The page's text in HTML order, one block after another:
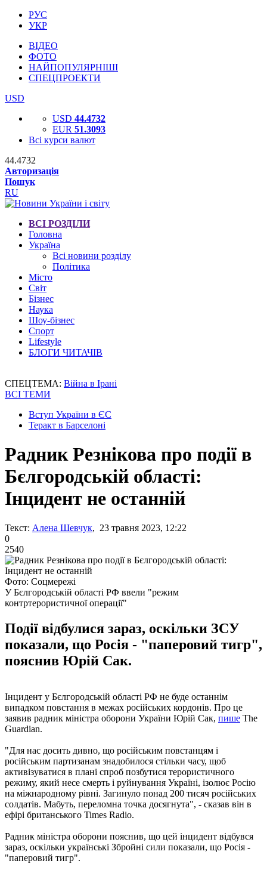
РУС
УКР
ВІДЕО
ФОТО
НАЙПОПУЛЯРНІШІ
СПЕЦПРОЕКТИ
USD
USD 44.4732
EUR 51.3093
Всі курси валют
44.4732
Авторизація
Пошук
RU
ВСІ РОЗДІЛИ
Головна
Україна
Всі новини розділу
Політика
Місто
Світ
Бізнес
Наука
Шоу-бізнес
Спорт
Lifestyle
БЛОГИ ЧИТАЧІВ
СПЕЦТЕМА: Війна в Ірані
ВСІ ТЕМИ
Вступ України в ЄС
Теракт в Барселоні
Радник Резнікова про події в
Бєлгородській області:
Інцидент не останній
Текст: Алена Шевчук, 23 травня 2023, 12:22
0
2540
Фото: Соцмережі
У Бєлгородській області РФ ввели "режим
контртерористичної операції"
Події відбулися зараз, оскільки ЗСУ
показали, що Росія - "паперовий тигр",
пояснив Юрій Сак.
Інцидент у Бєлгородській області РФ не буде останнім
випадком повстання в межах російських кордонів. Про це
заявив радник міністра оборони України Юрій Сак, пише The
Guardian.
"Для нас досить дивно, що російським повстанцям і
російським партизанам знадобилося стільки часу, щоб
активізуватися в плані спроб позбутися терористичного
режиму, який несе смерть і руйнування Україні, ізолює Росію
на міжнародному рівні. Загинуло понад 200 тисяч російських
солдатів. Мабуть, переломна точка досягнута", - сказав він в
ефірі британського Times Radio.
Радник міністра оборони пояснив, що цей інцидент відбувся
зараз, оскільки українські Збройні сили показали, що Росія -
"паперовий тигр".